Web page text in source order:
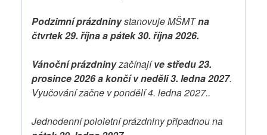
Podzimní prázdninystanovuje MŠMTna
čtvrtek 29. října a pátek 30. října 2026.
Vánoční prázdninyzačínajíve středu 23.
prosince 2026 a končí v neděli 3. ledna 2027.
Vyučování začne v pondělí 4. ledna 2027..
Jednodenní pololetní prázdniny připadnou na